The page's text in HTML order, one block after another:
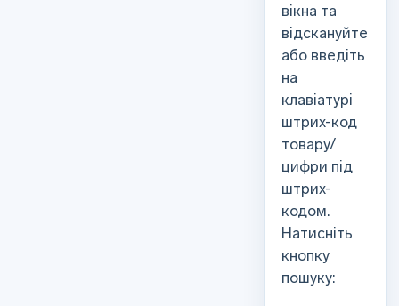
вікна та
відскануйте
або введіть
на
клавіатурі
штрих-код
товару/
цифри під
штрих-
кодом.
Натисніть
кнопку
пошуку: